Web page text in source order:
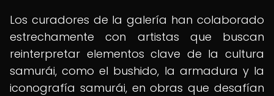
Los curadores de la galería han colaborado
estrechamente con artistas que buscan
reinterpretar elementos clave de la cultura
samurái, como el bushido, la armadura y la
iconografía samurái, en obras que desafían